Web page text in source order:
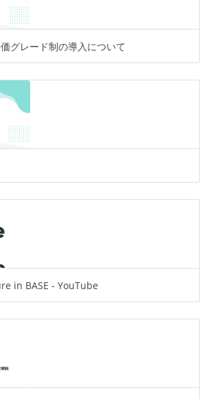
グレード制の導入について
in BASE - YouTube